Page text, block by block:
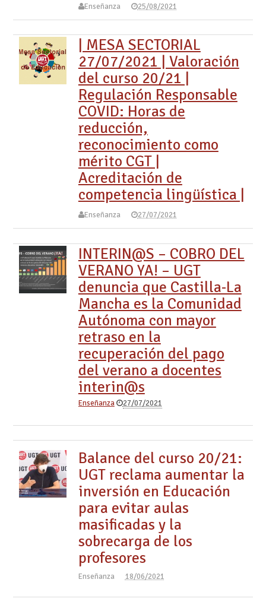
Enseñanza 25/08/2021
| MESA SECTORIAL
27/07/2021 | Valoración
del curso 20/21 |
Regulación Responsable
COVID: Horas de
reducción,
reconocimiento como
mérito CGT |
Acreditación de
competencia lingüística |
Enseñanza 27/07/2021
INTERIN@S – COBRO DEL
VERANO YA! – UGT
denuncia que Castilla-La
Mancha es la Comunidad
Autónoma con mayor
retraso en la
recuperación del pago
del verano a docentes
interin@s
Enseñanza 27/07/2021
Balance del curso 20/21:
UGT reclama aumentar la
inversión en Educación
para evitar aulas
masificadas y la
sobrecarga de los
profesores
Enseñanza 18/06/2021